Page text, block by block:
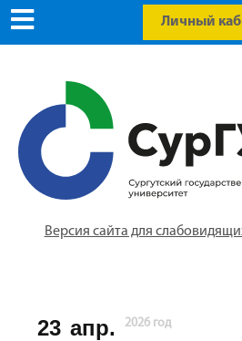
Личный
Версия сайта для
23 апр. 2026 год